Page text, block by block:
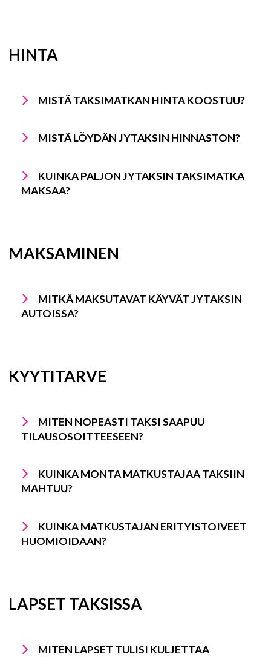
HINTA
MISTÄ TAKSIMATKAN HINTA KOOSTUU?
MISTÄ LÖYDÄN JYTAKSIN HINNASTON?
KUINKA PALJON JYTAKSIN TAKSIMATKA
MAKSAA?
MAKSAMINEN
MITKÄ MAKSUTAVAT KÄYVÄT JYTAKSIN
AUTOISSA?
KYYTITARVE
MITEN NOPEASTI TAKSI SAAPUU
TILAUSOSOITTEESEEN?
KUINKA MONTA MATKUSTAJAA TAKSIIN
MAHTUU?
KUINKA MATKUSTAJAN ERITYISTOIVEET
HUOMIOIDAAN?
LAPSET TAKSISSA
MITEN LAPSET TULISI KULJETTAA